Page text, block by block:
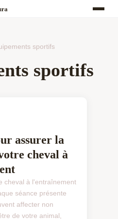
sportifs
sportifs
assurer la
cheval à
cheval à l'entraînement
séance présente
affecter non
de votre animal,